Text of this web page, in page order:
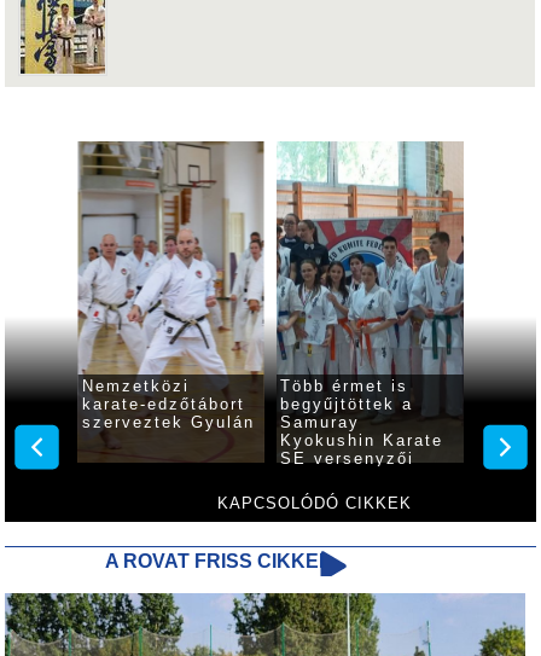
KAPCSOLÓDÓ CIKKEK
a
Nemzetközi
karate-edzőtábort
szerveztek Gyulán
Több érmet is
begyűjtöttek a
Samuray
Kyokushin Karate
SE versenyzői
Több
A ROVAT FRISS CIKKEI